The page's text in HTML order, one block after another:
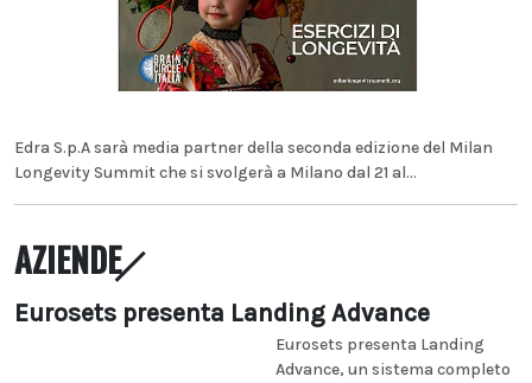
Edra S.p.A sarà media partner della seconda edizione del Milan
Longevity Summit che si svolgerà a Milano dal 21 al...
AZIENDE
Eurosets presenta Landing Advance
Eurosets presenta Landing
Advance, un sistema completo